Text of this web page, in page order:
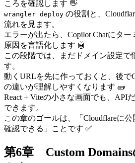
ころを確認します 👋
wrangler deploy の役割と、
流れを見ます。
エラーが出たら、Copilot Chatにタ
原因を言語化します 🤖
この段階では、まだドメイン設定で
す。
動くURLを先に作っておくと、後で
の違いが理解しやすくなります 🧱
React + Viteの小さな画面でも、API
できます。
この章のゴールは、「Cloudflareに
確認できる」ことです ✅
第6章 Custom